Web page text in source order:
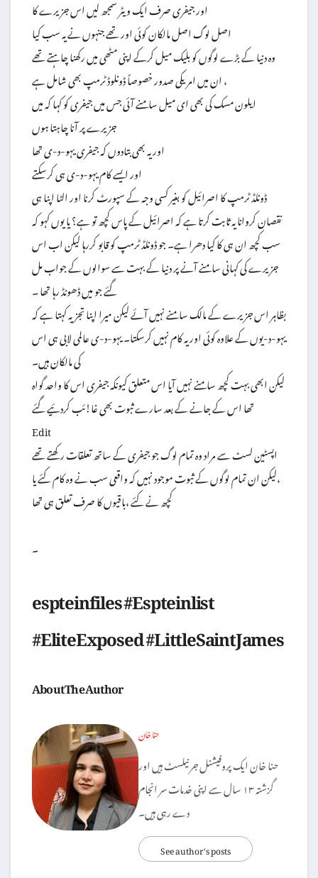
اور جیفری صرف ایک ویٹر سمجھ لیں اس جزیرے کا
اصل لوگ اصل مالکان کوئی اور تھے جنہوں نے یہ سب کیا
وہ دنیا کے بڑے لوگوں کو بلیک میل کرکے اپنی مٹھی میں رکھنا چاہتے تھے
ان میں امریکی صدور خصوصاً ڈونلوڈ ٹرمپ بھی شامل ہے ،
ایلون مسک کی بھی ای میل سامنے آئی جس میں جیفری کو کہا کہ میں
جزیرے پر آنا چاہتا ہوں
اور یہ بھی بتادوں کہ جیفری یہو-د-ی تھا
اور ایسے کام یہو-د-ی ہی کرسکتے
ڈونلڈ ٹرمپ کا اصرائیل کو بغیر کسی وجہ کے سپورٹ کرنا اور الٹا اپنا ہی
نقصان کروانا یہ ثابت کرتا ہے کہ اصرائیل کے پاس کچھ تو ہے؟ یا یوں کہو کہ
سب کچھ ان ہی کا کیا دھرا ہے۔ جو ڈونلڈ ٹرمپ کو قابو کررہا لیکن اب اس
جزیرے کی کہانی سامنے آنے پر دنیا کے بہت سے سوالوں کے جواب مل
گئے جو میں ڈھونڈ رہا تھا ۔
بظاہر اس جزیرے کے مالک سامنے نہیں آئے لیکن میرا اپنا تجزیہ کہتا ہے کہ
یہو-د-یوں کے علاوہ کوئی اور یہ کام نہیں کرسکتا۔ یہو-د-ی عالمی لابی ہی اس
کی مالکان ہیں۔
لیکن ابھی بہت کچھ سامنے نہیں آیا اس متعلق کیونکہ جیفری اس کا واحد گواہ
تھا اس کے جانے کے بعد سارے ثبوت بھی غا!ئب کردئیے گئے
Edit
اپسٹین لسٹ سے مراد وہ تمام لوگ جو جیفری کے ساتھ تعلقات رکھتے تھے
،لیکن ان تمام لوگوں کے ثبوت موجود نہیں کہ واقعی سب نے وہ کام کئے یا
کچھ نے کئے ،باقیوں کا صرف تعلق ہی تھا
۔
espteinfiles #Espteinlist
#EliteExposed #LittleSaintJames
About The Author
حنا خان
حنا خان ایک پروفیشنل جرنیلسٹ ہیں اور
گزشتہ ۱۳ سال سے اپنی خدمات سر انجام
دے رہی ہیں۔
See author's posts